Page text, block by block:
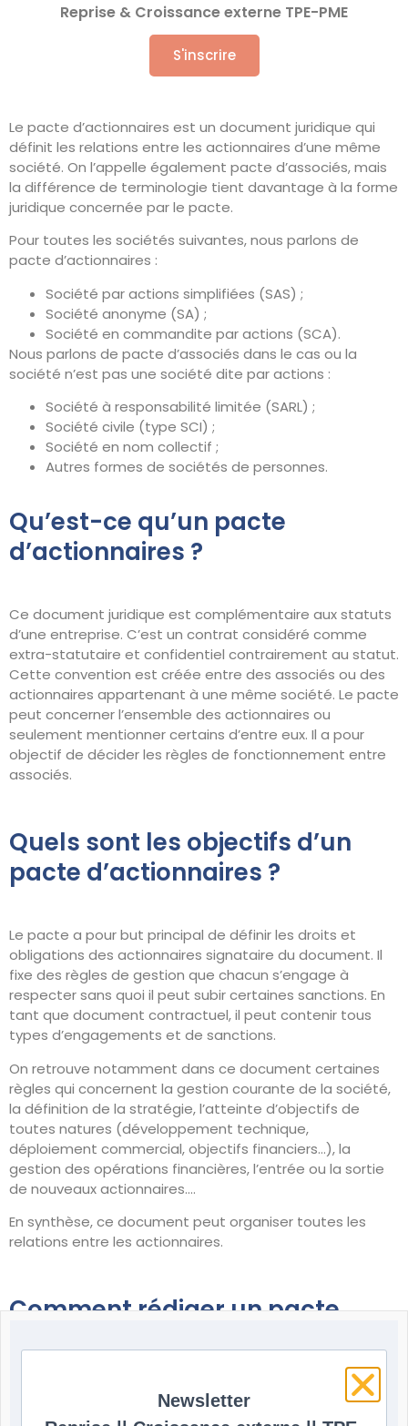
Le pacte d’actionnaires est un document juridique qui
définit les relations entre les actionnaires d’une même
société. On l’appelle également pacte d’associés, mais
la différence de terminologie tient davantage à la forme
juridique concernée par le pacte.
Pour toutes les sociétés suivantes, nous parlons de
pacte d’actionnaires :
Société par actions simplifiées (SAS) ;
Société anonyme (SA) ;
Société en commandite par actions (SCA).
Nous parlons de pacte d’associés dans le cas ou la
société n’est pas une société dite par actions :
Société à responsabilité limitée (SARL) ;
Société civile (type SCI) ;
Société en nom collectif ;
Autres formes de sociétés de personnes.
Qu’est-ce qu’un pacte
d’actionnaires ?
Ce document juridique est complémentaire aux statuts
d’une entreprise. C’est un contrat considéré comme
extra-statutaire et confidentiel contrairement au statut.
Cette convention est créée entre des associés ou des
actionnaires appartenant à une même société. Le pacte
peut concerner l’ensemble des actionnaires ou
seulement mentionner certains d’entre eux. Il a pour
objectif de décider les règles de fonctionnement entre
associés.
Quels sont les objectifs d’un
pacte d’actionnaires ?
Le pacte a pour but principal de définir les droits et
obligations des actionnaires signataire du document. Il
fixe des règles de gestion que chacun s’engage à
respecter sans quoi il peut subir certaines sanctions. En
tant que document contractuel, il peut contenir tous
types d’engagements et de sanctions.
On retrouve notamment dans ce document certaines
règles qui concernent la gestion courante de la société,
la définition de la stratégie, l’atteinte d’objectifs de
toutes natures (développement technique,
déploiement commercial, objectifs financiers…), la
gestion des opérations financières, l’entrée ou la sortie
de nouveaux actionnaires….
En synthèse, ce document peut organiser toutes les
relations entre les actionnaires.
Comment rédiger un pacte
La mise en place d’un pacte est une opération complexe
Reprise & Croissance externe TPE-PME
S'inscrire
Newsletter